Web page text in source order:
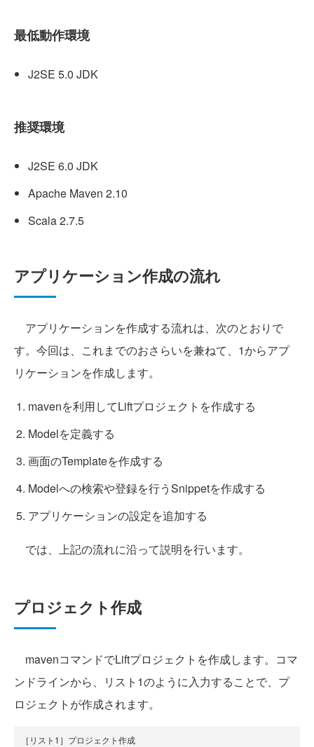
最低動作環境
J2SE 5.0 JDK
推奨環境
J2SE 6.0 JDK
Apache Maven 2.10
Scala 2.7.5
アプリケーション作成の流れ
アプリケーションを作成する流れは、次のとおりで
す。今回は、これまでのおさらいを兼ねて、1からアプ
リケーションを作成します。
mavenを利用してLiftプロジェクトを作成する
Modelを定義する
画面のTemplateを作成する
Modelへの検索や登録を行うSnippetを作成する
アプリケーションの設定を追加する
では、上記の流れに沿って説明を行います。
プロジェクト作成
mavenコマンドでLiftプロジェクトを作成します。コマ
ンドラインから、リスト1のように入力することで、プ
ロジェクトが作成されます。
［リスト1］プロジェクト作成